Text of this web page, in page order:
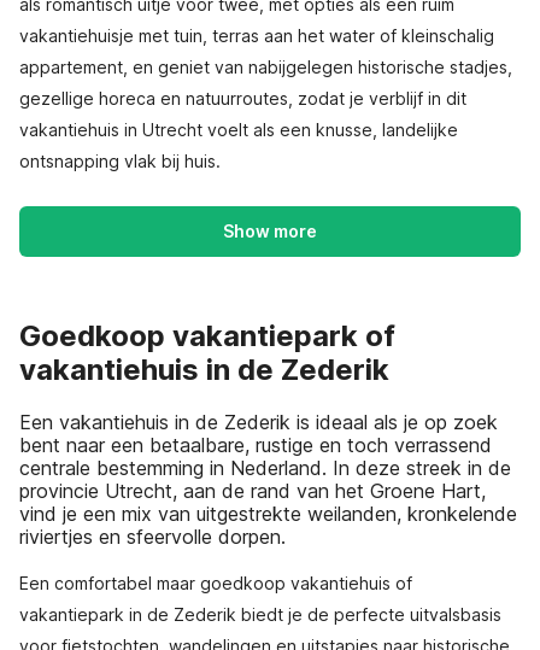
als romantisch uitje voor twee, met opties als een ruim
vakantiehuisje met tuin, terras aan het water of kleinschalig
appartement, en geniet van nabijgelegen historische stadjes,
gezellige horeca en natuurroutes, zodat je verblijf in dit
vakantiehuis in Utrecht voelt als een knusse, landelijke
ontsnapping vlak bij huis.
Show more
Goedkoop vakantiepark of
vakantiehuis in de Zederik
Een vakantiehuis in de Zederik is ideaal als je op zoek
bent naar een betaalbare, rustige en toch verrassend
centrale bestemming in Nederland. In deze streek in de
provincie Utrecht, aan de rand van het Groene Hart,
vind je een mix van uitgestrekte weilanden, kronkelende
riviertjes en sfeervolle dorpen.
Een comfortabel maar goedkoop vakantiehuis of
vakantiepark in de Zederik biedt je de perfecte uitvalsbasis
voor fietstochten, wandelingen en uitstapjes naar historische